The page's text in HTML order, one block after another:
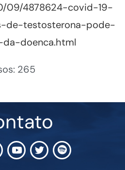
09/4878624-covid-19-
de-testosterona-pode-
doenca.html
265